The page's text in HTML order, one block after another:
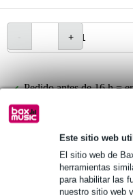
Este sitio web
El sitio web de
herramientas
para habilitar las
nuestro sitio web
Pedido antes de 16 h =
Más de 48.000 artículos
1.250 marcas líderes
Información del